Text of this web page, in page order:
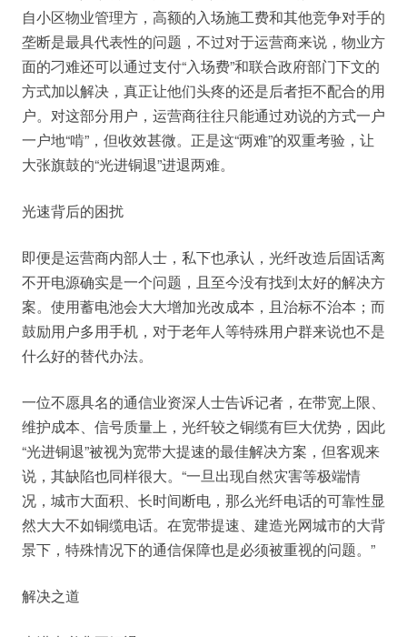
自小区物业管理方，高额的入场施工费和其他竞争对手的
垄断是最具代表性的问题，不过对于运营商来说，物业方
面的刁难还可以通过支付“入场费”和联合政府部门下文的
方式加以解决，真正让他们头疼的还是后者拒不配合的用
户。对这部分用户，运营商往往只能通过劝说的方式一户
一户地“啃”，但收效甚微。正是这“两难”的双重考验，让
大张旗鼓的“光进铜退”进退两难。
光速背后的困扰
即便是运营商内部人士，私下也承认，光纤改造后固话离
不开电源确实是一个问题，且至今没有找到太好的解决方
案。使用蓄电池会大大增加光改成本，且治标不治本；而
鼓励用户多用手机，对于老年人等特殊用户群来说也不是
什么好的替代办法。
一位不愿具名的通信业资深人士告诉记者，在带宽上限、
维护成本、信号质量上，光纤较之铜缆有巨大优势，因此
“光进铜退”被视为宽带大提速的最佳解决方案，但客观来
说，其缺陷也同样很大。“一旦出现自然灾害等极端情
况，城市大面积、长时间断电，那么光纤电话的可靠性显
然大大不如铜缆电话。在宽带提速、建造光网城市的大背
景下，特殊情况下的通信保障也是必须被重视的问题。”
解决之道